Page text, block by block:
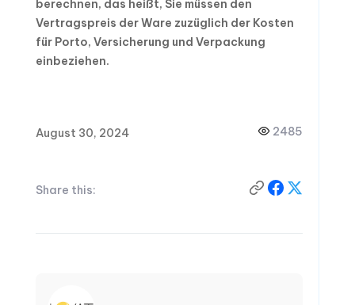
berechnen, das heißt, Sie müssen den
Vertragspreis der Ware zuzüglich der Kosten
für Porto, Versicherung und Verpackung
einbeziehen.
August 30, 2024 2485
Share this: